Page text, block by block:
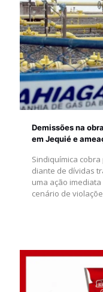
Demissões na
em Jequié e
Sindiquímica
diante de dívidas
uma ação
cenário de